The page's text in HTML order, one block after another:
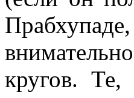
кругов.